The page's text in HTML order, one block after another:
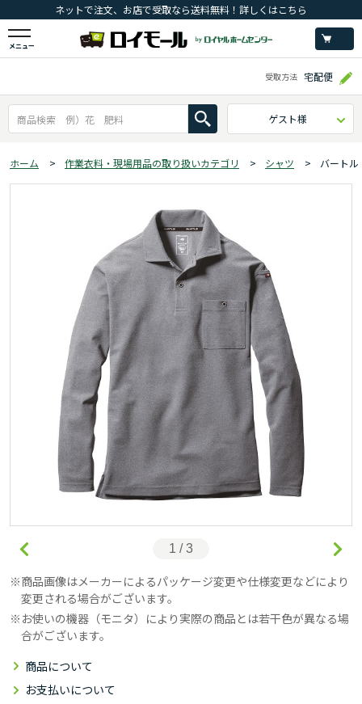
ネットで注文、お店で受取なら送料無料！詳しくはこちら
メニュー
受取方法 宅配便
ゲスト様
ホーム > 作業衣料・現場用品の取り扱いカテゴリ > シャツ > バート
1 / 3
商品画像はメーカーによるパッケージ変更や仕様変更などにより
変更される場合がございます。
お使いの機器（モニタ）により実際の商品とは若干色が異なる場
合がございます。
商品について
お支払いについて